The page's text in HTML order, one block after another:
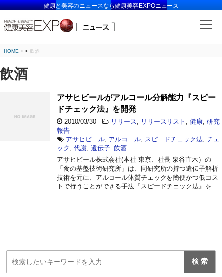
健康と美容のニュースなら健康美容EXPOニュース
HOME > 飲酒
飲酒
アサヒビールがアルコール分解能力『スピー
ドチェック法』を開発
2010/03/30 - リリース リリースリスト 健康 研究
報告
アサヒビール アルコール スピードチェック法 チェ
ック
代謝 遺伝子 飲酒
アサヒビール株式会社(本社 東京、社長 泉谷直木）の
「食の基盤技術研究所」は、同研究所の持つ遺伝子解析
技術を元に、アルコール体質チェックを簡便かつ低コス
トで行うことができる手法『スピードチェック法』を …